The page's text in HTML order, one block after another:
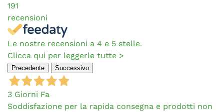
191
recensioni
Le nostre recensioni a 4 e 5 stelle.
Clicca qui per leggerle tutte >
Precedente Successivo
3 Giorni Fa
Soddisfazione per la rapida consegna e prodotti non